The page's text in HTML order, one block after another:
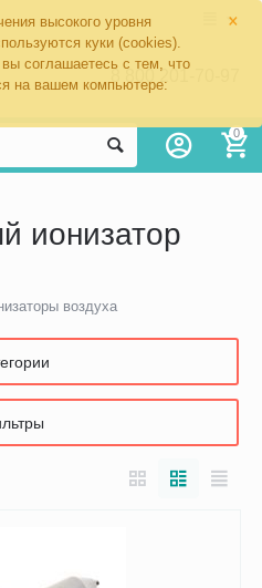
×
высокого уровня
куки (cookies).
соглашаетесь с тем, что
на вашем компьютере:8 800 201-70-97
0
ионизатор
воздуха